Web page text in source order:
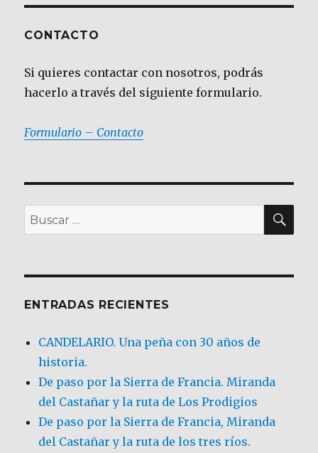
CONTACTO
Si quieres contactar con nosotros, podrás
hacerlo a través del siguiente formulario.
Formulario – Contacto
Buscar
por:
ENTRADAS RECIENTES
CANDELARIO. Una peña con 30 años de
historia.
De paso por la Sierra de Francia. Miranda
del Castañar y la ruta de Los Prodigios
De paso por la Sierra de Francia, Miranda
del Castañar y la ruta de los tres ríos.